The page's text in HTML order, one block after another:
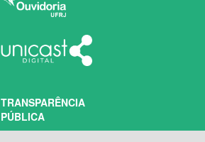
TRANSPARÊNCIA
PÚBLICA